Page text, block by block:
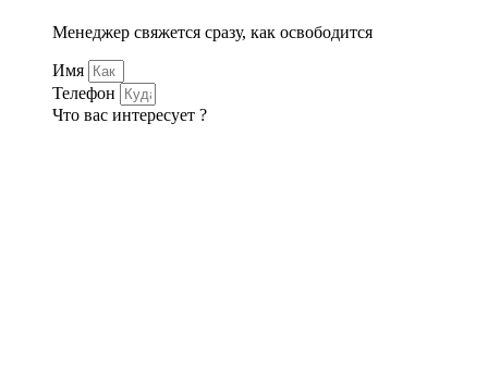
Менеджер свяжется сразу, как освободится
Имя
Телефон
Что вас интересует ?